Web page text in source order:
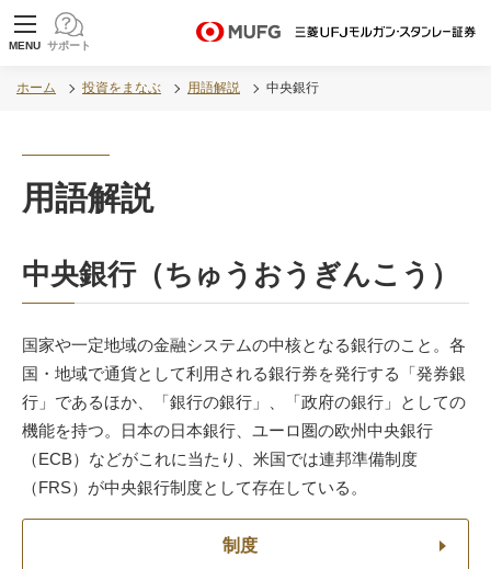
MUFG 世界が進むチカラになる。 三菱ＵＦＪモル
MENU サポート
ホーム 投資をまなぶ 用語解説 中央銀行
用語解説
中央銀行（ちゅうおうぎんこう）
国家や一定地域の金融システムの中核となる銀行のこと。各
国・地域で通貨として利用される銀行券を発行する「発券銀
行」であるほか、「銀行の銀行」、「政府の銀行」としての
機能を持つ。日本の日本銀行、ユーロ圏の欧州中央銀行
（ECB）などがこれに当たり、米国では連邦準備制度
（FRS）が中央銀行制度として存在している。
制度